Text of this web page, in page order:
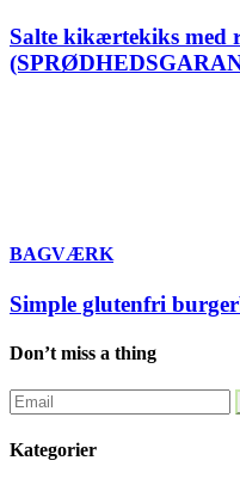
Salte kikærtekiks med
BAGVÆRK
Simple glutenfri
Don’t miss a thing
Kategorier